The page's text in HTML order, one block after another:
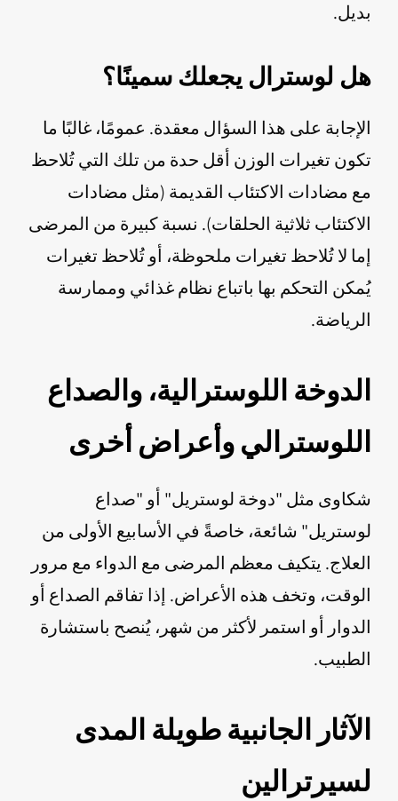
بديل.
هل لوسترال يجعلك سمينًا؟
الإجابة على هذا السؤال معقدة. عمومًا، غالبًا ما
تكون تغيرات الوزن أقل حدة من تلك التي تُلاحظ
مع مضادات الاكتئاب القديمة (مثل مضادات
الاكتئاب ثلاثية الحلقات). نسبة كبيرة من المرضى
إما لا تُلاحظ تغيرات ملحوظة، أو تُلاحظ تغيرات
يُمكن التحكم بها باتباع نظام غذائي وممارسة
الرياضة.
الدوخة اللوسترالية، والصداع
اللوسترالي وأعراض أخرى
شكاوى مثل "دوخة لوستريل" أو "صداع
لوستريل" شائعة، خاصةً في الأسابيع الأولى من
العلاج. يتكيف معظم المرضى مع الدواء مع مرور
الوقت، وتخف هذه الأعراض. إذا تفاقم الصداع أو
الدوار أو استمر لأكثر من شهر، يُنصح باستشارة
الطبيب.
الآثار الجانبية طويلة المدى
لسيرترالين